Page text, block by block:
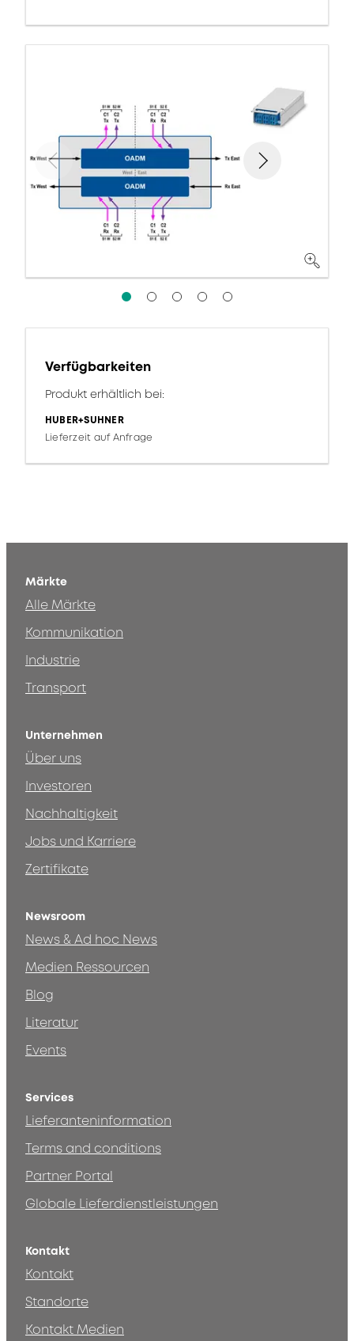
Verfügbarkeiten
Produkt erhältlich bei:
HUBER+SUHNER
Lieferzeit auf Anfrage
Märkte
Alle Märkte
Kommunikation
Industrie
Transport
Unternehmen
Über uns
Investoren
Nachhaltigkeit
Jobs und Karriere
Zertifikate
Newsroom
News & Ad hoc News
Medien Ressourcen
Blog
Literatur
Events
Services
Lieferanteninformation
Terms and conditions
Partner Portal
Globale Lieferdienstleistungen
Kontakt
Kontakt
Standorte
Kontakt Medien